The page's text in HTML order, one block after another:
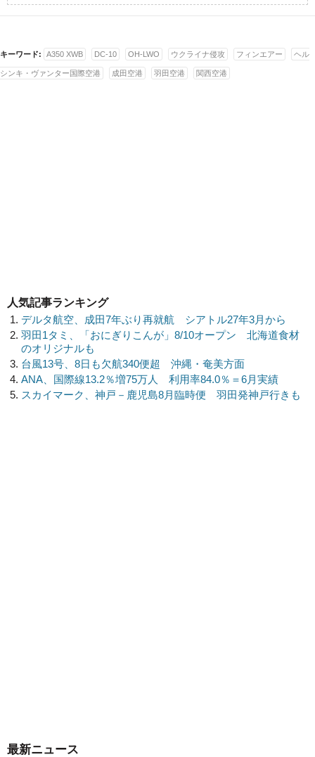
最新ニュース
キーワード: A350 XWB DC-10 OH-LWO ウクライナ侵攻 フィンエアー ヘル
シンキ・ヴァンター国際空港 成田空港 羽田空港 関西空港
人気記事ランキング
デルタ航空、成田7年ぶり再就航 シアトル27年3月から
羽田1タミ、「おにぎりこんが」8/10オープン 北海道食材
のオリジナルも
台風13号、8日も欠航340便超 沖縄・奄美方面
ANA、国際線13.2％増75万人 利用率84.0％＝6月実績
スカイマーク、神戸－鹿児島8月臨時便 羽田発神戸行きも